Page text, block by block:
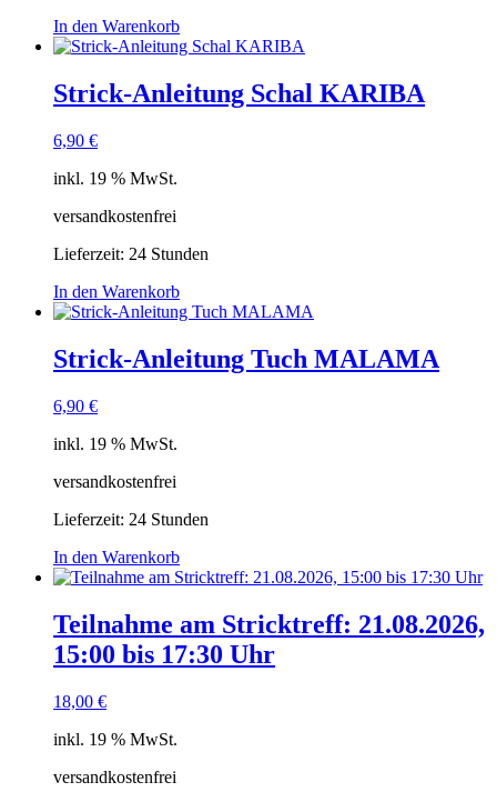
In den Warenkorb
Strick-Anleitung Schal KARIBA
6,90 €
inkl. 19 % MwSt.
versandkostenfrei
Lieferzeit: 24 Stunden
In den Warenkorb
Strick-Anleitung Tuch MALAMA
6,90 €
inkl. 19 % MwSt.
versandkostenfrei
Lieferzeit: 24 Stunden
In den Warenkorb
Teilnahme am Stricktreff: 21.08.2026,
15:00 bis 17:30 Uhr
18,00 €
inkl. 19 % MwSt.
versandkostenfrei